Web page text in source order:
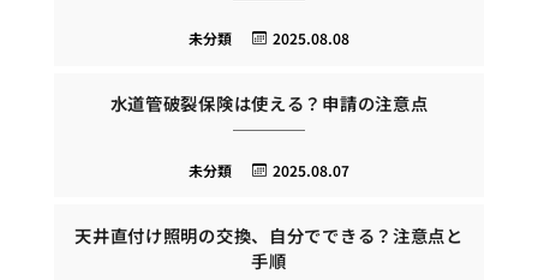
2025.08.08
未分類
水道管破裂保険は使える？申請の注意点
2025.08.07
未分類
天井直付け照明の交換、自分でできる？注意点と
手順